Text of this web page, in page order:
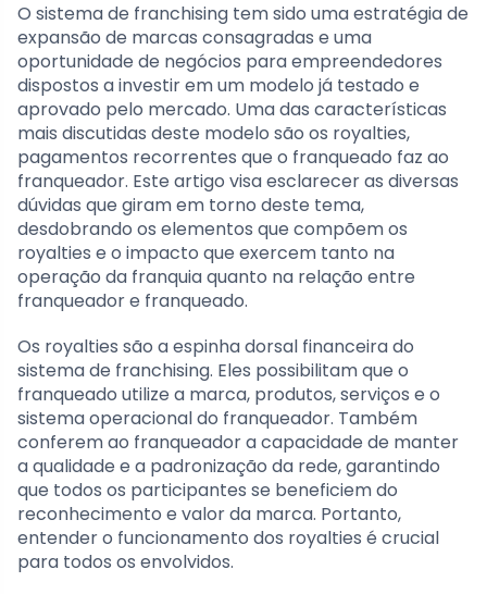
O sistema de franchising tem sido uma estratégia de
expansão de marcas consagradas e uma
oportunidade de negócios para empreendedores
dispostos a investir em um modelo já testado e
aprovado pelo mercado. Uma das características
mais discutidas deste modelo são os royalties,
pagamentos recorrentes que o franqueado faz ao
franqueador. Este artigo visa esclarecer as diversas
dúvidas que giram em torno deste tema,
desdobrando os elementos que compõem os
royalties e o impacto que exercem tanto na
operação da franquia quanto na relação entre
franqueador e franqueado.
Os royalties são a espinha dorsal financeira do
sistema de franchising. Eles possibilitam que o
franqueado utilize a marca, produtos, serviços e o
sistema operacional do franqueador. Também
conferem ao franqueador a capacidade de manter
a qualidade e a padronização da rede, garantindo
que todos os participantes se beneficiem do
reconhecimento e valor da marca. Portanto,
entender o funcionamento dos royalties é crucial
para todos os envolvidos.